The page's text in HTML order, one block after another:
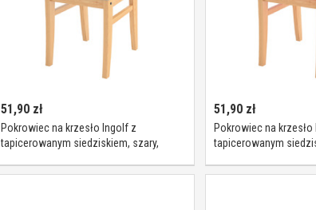
51,90 zł
Pokrowiec na krzesło Ingolf z
tapicerowanym siedziskiem, szary,
51,90zł
Pokrowiec na
tapicerowanym